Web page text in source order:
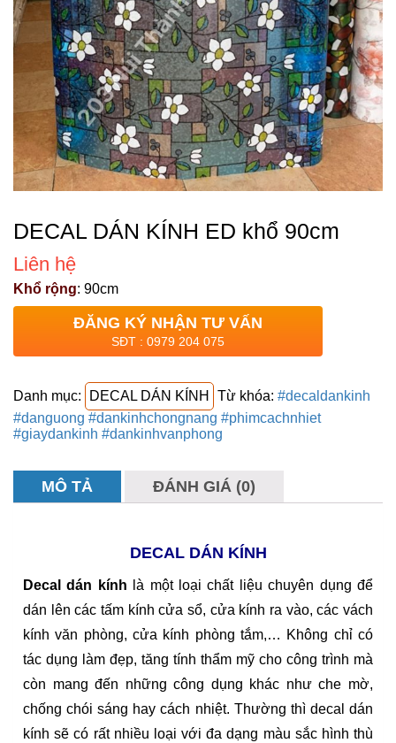
DECAL DÁN KÍNH ED khổ 90cm
Liên hệ
Khổ rộng: 90cm
ĐĂNG KÝ NHẬN TƯ VẤN
SĐT : 0979 204 075
Danh mục: DECAL DÁN KÍNH Từ khóa: #decaldankinh
#danguong #dankinhchongnang #phimcachnhiet
#giaydankinh #dankinhvanphong
MÔ TẢ ĐÁNH GIÁ (0)
DECAL DÁN KÍNH
Decal dán kính
là một loại chất liệu chuyên dụng để
dán lên các tấm kính cửa sổ, cửa kính ra vào, các vách
kính văn phòng, cửa kính phòng tắm,… Không chỉ có
tác dụng làm đẹp, tăng tính thẩm mỹ cho công trình mà
còn mang đến những công dụng khác như che mờ,
chống chói sáng hay cách nhiệt. Thường thì decal dán
kính sẽ có rất nhiều loại với đa dạng màu sắc hình thù